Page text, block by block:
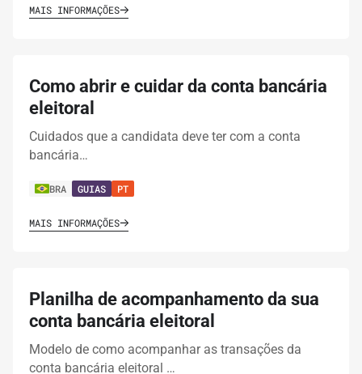
MAIS INFORMAÇÕES
Como abrir e cuidar da conta bancária
eleitoral
Cuidados que a candidata deve ter com a conta
bancária…
BRA GUIAS PT
MAIS INFORMAÇÕES
Planilha de acompanhamento da sua
conta bancária eleitoral
Modelo de como acompanhar as transações da
conta bancária eleitoral …